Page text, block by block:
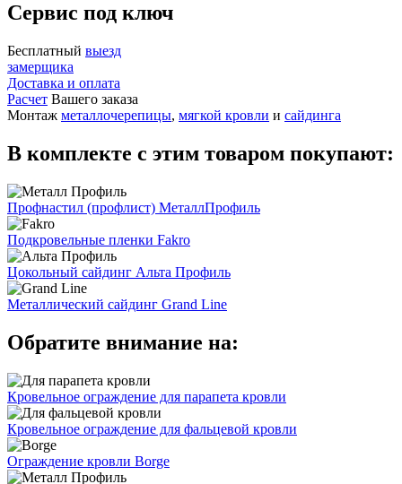
Сервис под ключ
Бесплатный выезд
замерщика
Доставка и оплата
Расчет Вашего заказа
Монтаж металлочерепицы, мягкой кровли и сайдинга
В комплекте с этим товаром покупают:
Профнастил (профлист) МеталлПрофиль
Подкровельные пленки Fakro
Цокольный сайдинг Альта Профиль
Металлический сайдинг Grand Line
Обратите внимание на:
Кровельное ограждение для парапета кровли
Кровельное ограждение для фальцевой кровли
Ограждение кровли Borge